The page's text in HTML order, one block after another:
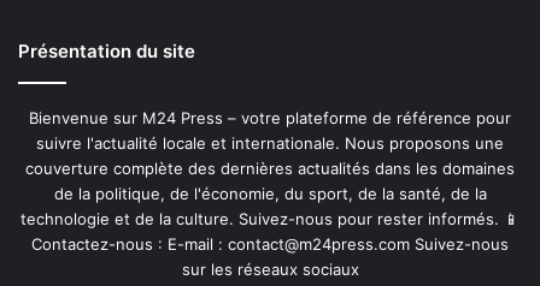
Présentation du site
Bienvenue sur M24 Press – votre plateforme de référence pour
suivre l'actualité locale et internationale. Nous proposons une
couverture complète des dernières actualités dans les domaines
de la politique, de l'économie, du sport, de la santé, de la
technologie et de la culture. Suivez-nous pour rester informés. 📱
Contactez-nous : E-mail : contact@m24press.com Suivez-nous
sur les réseaux sociaux